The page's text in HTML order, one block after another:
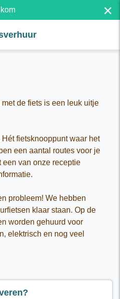
×
de fiets is een leuk uitje
Hét fietsknooppunt waar het
een aantal routes voor je
een van onze receptie
probleem! We hebben
klaar staan. Op de
worden gehuurd voor
elektrisch en nog veel